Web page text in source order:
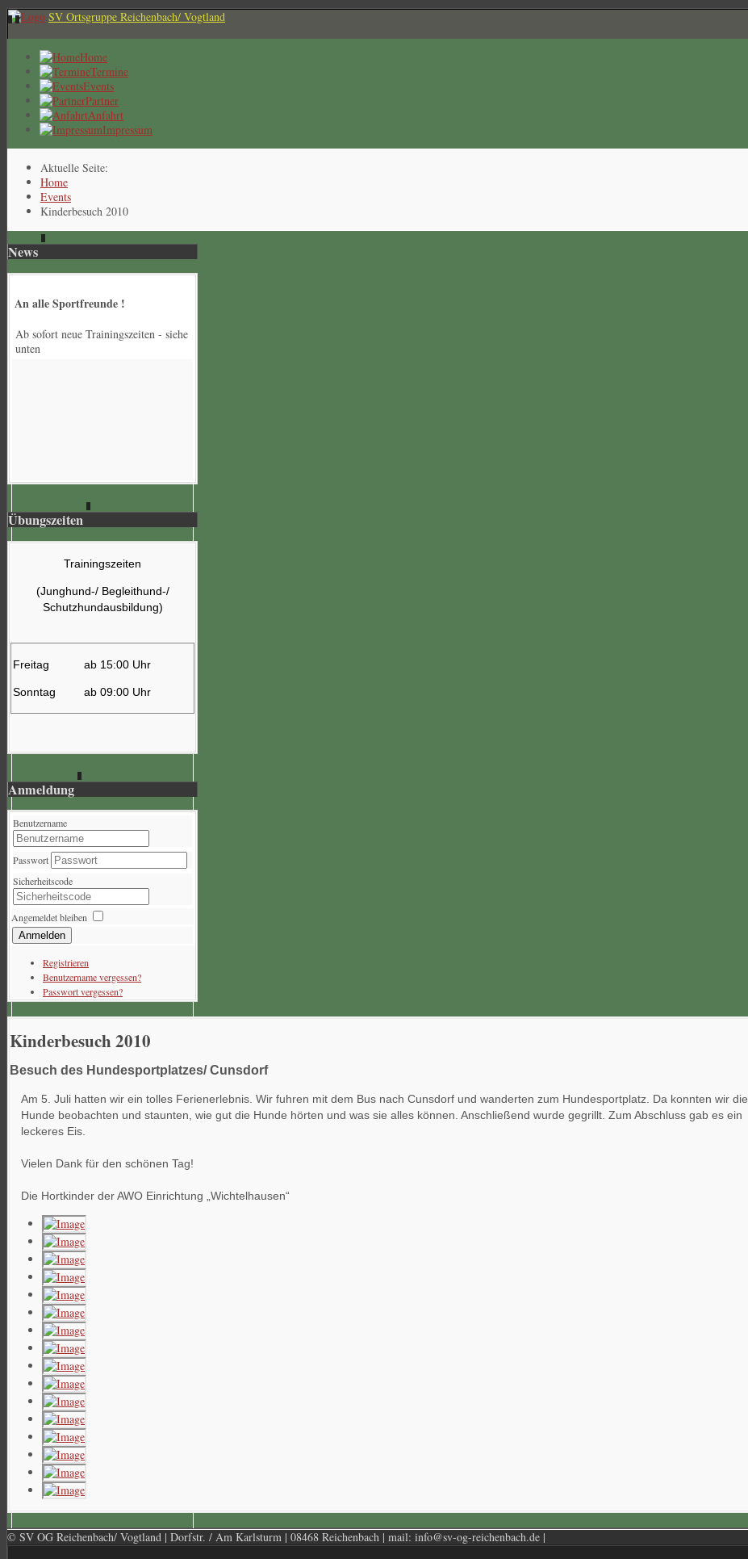
SV Ortsgruppe Reichenbach/ Vogtland
Home
Termine
Events
Partner
Anfahrt
Impressum
Aktuelle Seite:
Home
Events
Kinderbesuch 2010
News
An alle Sportfreunde !
Ab sofort neue Trainingszeiten - siehe
unten
Übungszeiten
Trainingszeiten
(Junghund-/ Begleithund-/
Schutzhundausbildung)
Freitag
Sonntag
ab 15:00 Uhr
ab 09:00 Uhr
Anmeldung
Benutzername
Passwort
Sicherheitscode
Angemeldet bleiben
Anmelden
Registrieren
Benutzername vergessen?
Passwort vergessen?
Kinderbesuch 2010
Besuch des Hundesportplatzes/ Cunsdorf
Am 5. Juli hatten wir ein tolles Ferienerlebnis. Wir fuhren mit dem Bus nach Cunsdorf und wanderten zum Hundesportplatz. Da konnten wir die
Hunde beobachten und staunten, wie gut die Hunde hörten und was sie alles können. Anschließend wurde gegrillt. Zum Abschluss gab es ein
leckeres Eis.
Vielen Dank für den schönen Tag!
Die Hortkinder der AWO Einrichtung „Wichtelhausen“
© SV OG Reichenbach/ Vogtland | Dorfstr. / Am Karlsturm | 08468 Reichenbach | mail: info@sv-og-reichenbach.de |